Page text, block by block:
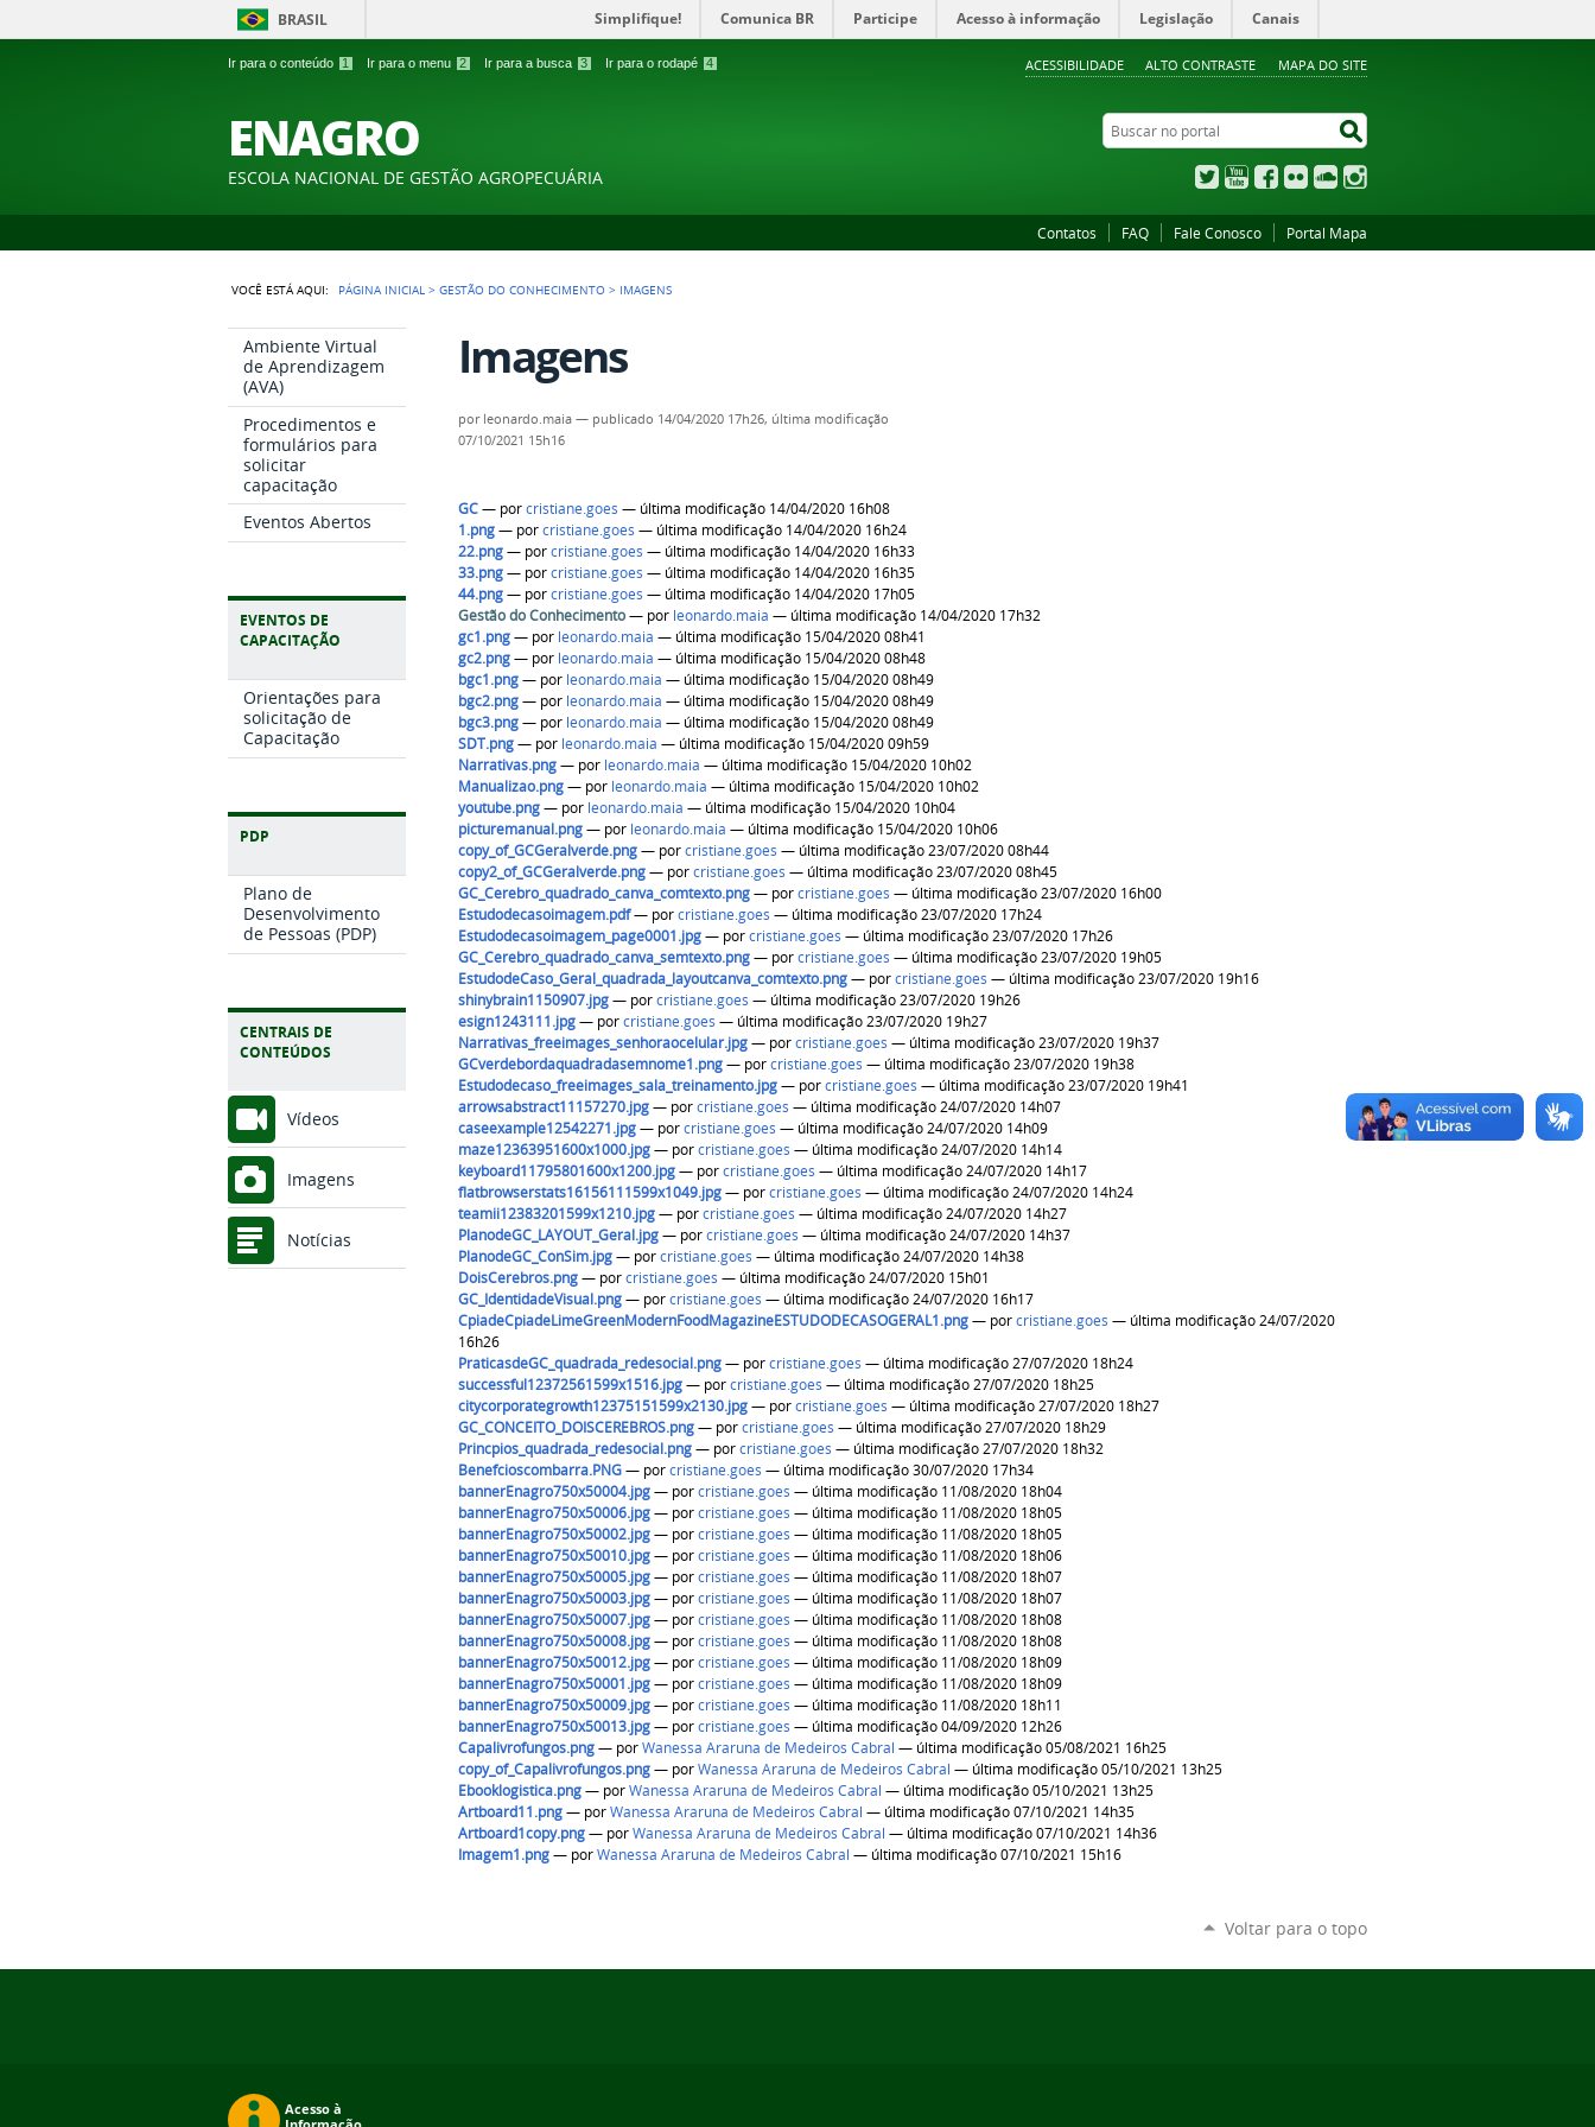
Ir para o conteúdo 1 Ir para o menu 2 Ir para a busca 3 Ir para o rodapé 4 ACESSIBILIDADE ALTO CONTRASTE MAPA DO SITE
BRASIL Simplifique! Comunica BR Participe Acesso à informação Legislação Canais
ENAGRO
ESCOLA NACIONAL DE GESTÃO AGROPECUÁRIA
Buscar no portal
TwitterYouTubeFacebook
Flickr SoundCloud
Contatos FAQ Fale Conosco Portal Mapa
VOCÊ ESTÁ AQUI: PÁGINA INICIAL >GESTÃO DO CONHECIMENTO > IMAGENS
Ambiente Virtual
de Aprendizagem
(AVA)
Procedimentos e
formulários para
solicitar
capacitação
Eventos Abertos
EVENTOS DE
CAPACITAÇÃO
Orientações para
solicitação de
Capacitação
PDP
Plano de
Desenvolvimento
de Pessoas (PDP)
CENTRAIS DE
CONTEÚDOS
Vídeos
Imagens
Notícias
Imagens
por leonardo.maia — publicado 14/04/2020 17h26, última modificação
07/10/2021 15h16
GC— porcristiane.goes — última modificação 14/04/2020 16h08
1.png— porcristiane.goes — última modificação 14/04/2020 16h24
22.png— porcristiane.goes — última modificação 14/04/2020 16h33
33.png— porcristiane.goes — última modificação 14/04/2020 16h35
44.png— porcristiane.goes — última modificação 14/04/2020 17h05
Gestão do Conhecimento— por leonardo.maia — última modificação 14/04/2020 17h32
gc1.png— por leonardo.maia — última modificação 15/04/2020 08h41
gc2.png— por leonardo.maia — última modificação 15/04/2020 08h48
bgc1.png— por leonardo.maia — última modificação 15/04/2020 08h49
bgc2.png— por leonardo.maia — última modificação 15/04/2020 08h49
bgc3.png— por leonardo.maia — última modificação 15/04/2020 08h49
SDT.png— por leonardo.maia — última modificação 15/04/2020 09h59
Narrativas.png— por leonardo.maia — última modificação 15/04/2020 10h02
Manualizao.png— por leonardo.maia — última modificação 15/04/2020 10h02
youtube.png— por leonardo.maia — última modificação 15/04/2020 10h04
picturemanual.png— por leonardo.maia — última modificação 15/04/2020 10h06
copy_of_GCGeralverde.png— porcristiane.goes — última modificação 23/07/2020 08h44
copy2_of_GCGeralverde.png— porcristiane.goes — última modificação 23/07/2020 08h45
GC_Cerebro_quadrado_canva_comtexto.png— porcristiane.goes — última modificação 23/07/2020 16h00
Estudodecasoimagem.pdf— porcristiane.goes — última modificação 23/07/2020 17h24
Estudodecasoimagem_page0001.jpg— porcristiane.goes — última modificação 23/07/2020 17h26
GC_Cerebro_quadrado_canva_semtexto.png— porcristiane.goes — última modificação 23/07/2020 19h05
EstudodeCaso_Geral_quadrada_layoutcanva_comtexto.png— porcristiane.goes — última modificação 23/07/2020 19h16
shinybrain1150907.jpg— porcristiane.goes — última modificação 23/07/2020 19h26
esign1243111.jpg— porcristiane.goes — última modificação 23/07/2020 19h27
Narrativas_freeimages_senhoraocelular.jpg— porcristiane.goes — última modificação 23/07/2020 19h37
GCverdebordaquadradasemnome1.png— porcristiane.goes — última modificação 23/07/2020 19h38
Estudodecaso_freeimages_sala_treinamento.jpg— porcristiane.goes — última modificação 23/07/2020 19h41
arrowsabstract11157270.jpg— porcristiane.goes — última modificação 24/07/2020 14h07
caseexample12542271.jpg— porcristiane.goes — última modificação 24/07/2020 14h09
maze12363951600x1000.jpg— porcristiane.goes — última modificação 24/07/2020 14h14
keyboard11795801600x1200.jpg— porcristiane.goes — última modificação 24/07/2020 14h17
flatbrowserstats16156111599x1049.jpg— porcristiane.goes — última modificação 24/07/2020 14h24
teamii12383201599x1210.jpg— porcristiane.goes — última modificação 24/07/2020 14h27
PlanodeGC_LAYOUT_Geral.jpg— porcristiane.goes — última modificação 24/07/2020 14h37
PlanodeGC_ConSim.jpg— porcristiane.goes — última modificação 24/07/2020 14h38
DoisCerebros.png— porcristiane.goes — última modificação 24/07/2020 15h01
GC_IdentidadeVisual.png— porcristiane.goes — última modificação 24/07/2020 16h17
CpiadeCpiadeLimeGreenModernFoodMagazineESTUDODECASOGERAL1.png— porcristiane.goes — última modificação 24/07/2020
16h26
PraticasdeGC_quadrada_redesocial.png— porcristiane.goes — última modificação 27/07/2020 18h24
successful12372561599x1516.jpg— porcristiane.goes — última modificação 27/07/2020 18h25
citycorporategrowth12375151599x2130.jpg— porcristiane.goes — última modificação 27/07/2020 18h27
GC_CONCEITO_DOISCEREBROS.png— porcristiane.goes — última modificação 27/07/2020 18h29
Princpios_quadrada_redesocial.png— porcristiane.goes — última modificação 27/07/2020 18h32
Benefcioscombarra.PNG— porcristiane.goes — última modificação 30/07/2020 17h34
bannerEnagro750x50004.jpg— porcristiane.goes — última modificação 11/08/2020 18h04
bannerEnagro750x50006.jpg— porcristiane.goes — última modificação 11/08/2020 18h05
bannerEnagro750x50002.jpg— porcristiane.goes — última modificação 11/08/2020 18h05
bannerEnagro750x50010.jpg— porcristiane.goes — última modificação 11/08/2020 18h06
bannerEnagro750x50005.jpg— porcristiane.goes — última modificação 11/08/2020 18h07
bannerEnagro750x50003.jpg— porcristiane.goes — última modificação 11/08/2020 18h07
bannerEnagro750x50007.jpg— porcristiane.goes — última modificação 11/08/2020 18h08
bannerEnagro750x50008.jpg— porcristiane.goes — última modificação 11/08/2020 18h08
bannerEnagro750x50012.jpg— porcristiane.goes — última modificação 11/08/2020 18h09
bannerEnagro750x50001.jpg— porcristiane.goes — última modificação 11/08/2020 18h09
bannerEnagro750x50009.jpg— porcristiane.goes — última modificação 11/08/2020 18h11
bannerEnagro750x50013.jpg— porcristiane.goes — última modificação 04/09/2020 12h26
Capalivrofungos.png— porWanessa Araruna de Medeiros Cabral — última modificação 05/08/2021 16h25
copy_of_Capalivrofungos.png— porWanessa Araruna de Medeiros Cabral — última modificação 05/10/2021 13h25
Ebooklogistica.png— porWanessa Araruna de Medeiros Cabral — última modificação 05/10/2021 13h25
Artboard11.png— porWanessa Araruna de Medeiros Cabral — última modificação 07/10/2021 14h35
Artboard1copy.png— porWanessa Araruna de Medeiros Cabral — última modificação 07/10/2021 14h36
Imagem1.png— porWanessa Araruna de Medeiros Cabral — última modificação 07/10/2021 15h16
Voltar para o topo